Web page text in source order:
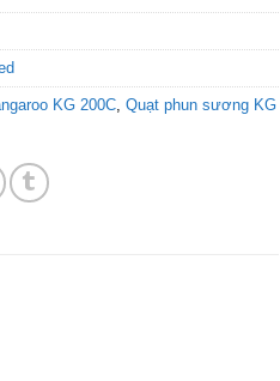
KG 200C, Quạt phun sương KG